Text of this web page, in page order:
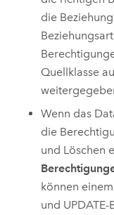
die
Quellklasse
Wenn das
die
und Löschen
können
und